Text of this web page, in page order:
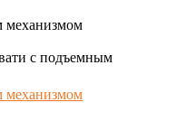
механизмом
с подъемным
механизмом